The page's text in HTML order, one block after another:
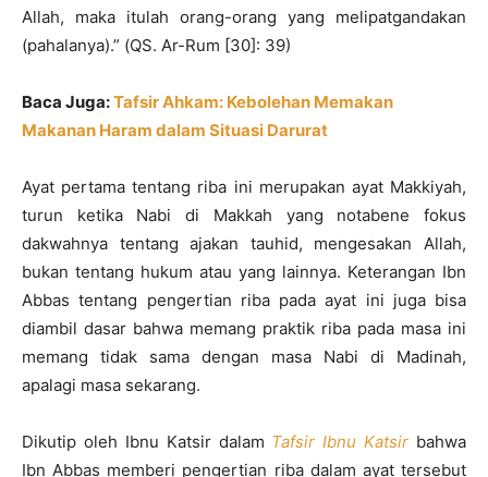
Allah, maka itulah orang-orang yang melipatgandakan
(pahalanya).” (QS. Ar-Rum [30]: 39)
Baca Juga:Tafsir Ahkam: Kebolehan Memakan
Makanan Haram dalam Situasi Darurat
Ayat pertama tentang riba ini merupakan ayat Makkiyah,
turun ketika Nabi di Makkah yang notabene fokus
dakwahnya tentang ajakan tauhid, mengesakan Allah,
bukan tentang hukum atau yang lainnya. Keterangan Ibn
Abbas tentang pengertian riba pada ayat ini juga bisa
diambil dasar bahwa memang praktik riba pada masa ini
memang tidak sama dengan masa Nabi di Madinah,
apalagi masa sekarang.
Dikutip oleh Ibnu Katsir dalam Tafsir Ibnu Katsir bahwa
Ibn Abbas memberi pengertian riba dalam ayat tersebut